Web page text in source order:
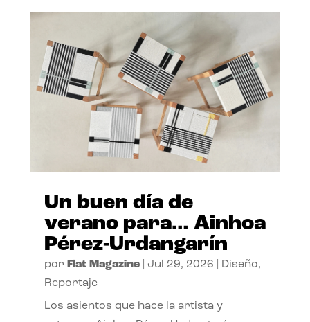
Un buen día de
verano para… Ainhoa
Pérez-Urdangarín
por Flat Magazine| Jul 29, 2026 Diseño,
Reportaje
Los asientos que hace la artista y